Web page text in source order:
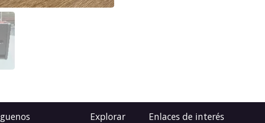
Explorar Enlaces de interés